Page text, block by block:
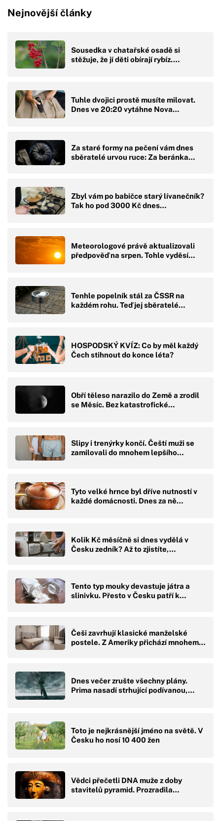
Nejnovější články
Sousedka v chatařské osadě si
stěžuje, že jí děti obírají rybíz.…
Tuhle dvojici prostě musíte milovat.
Dnes ve 20:20 vytáhne Nova…
Za staré formy na pečení vám dnes
sběratelé urvou ruce: Za beránka…
Zbyl vám po babičce starý lívanečník?
Tak ho pod 3000 Kč dnes…
Meteorologové právě aktualizovali
předpověď na srpen. Tohle vyděsí…
Tenhle popelník stál za ČSSR na
každém rohu. Teď jej sběratelé…
HOSPODSKÝ KVÍZ: Co by měl každý
Čech stihnout do konce léta?
Obří těleso narazilo do Země a zrodil
se Měsíc. Bez katastrofické…
Slipy i trenýrky končí. Čeští muži se
zamilovali do mnohem lepšího…
Tyto velké hrnce byl dříve nutností v
každé domácnosti. Dnes za ně…
Kolik Kč měsíčně si dnes vydělá v
Česku zedník? Až to zjistíte,…
Tento typ mouky devastuje játra a
slinivku. Přesto v Česku patří k…
Češi zavrhují klasické manželské
postele. Z Ameriky přichází mnohem…
Dnes večer zrušte všechny plány.
Prima nasadí strhující podívanou,…
Toto je nejkrásnější jméno na světě. V
Česku ho nosí 10 400 žen
Vědci přečetli DNA muže z doby
stavitelů pyramid. Prozradila…